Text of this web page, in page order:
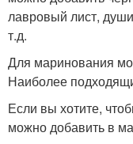
лавровый лист,
т.д.
Для маринования
Наиболее
Если вы хотите,
можно добавить в